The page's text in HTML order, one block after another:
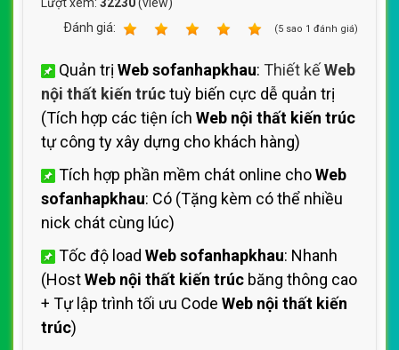
Ðánh giá:
(5 sao 1 đánh giá)
Quản trị Web sofanhapkhau: Thiết kếWeb
nội thất kiến trúctuỳ biến cực dễ quản trị
(Tích hợp các tiện ích Web nội thất kiến trúc
tự công ty xây dựng cho khách hàng)
Tích hợp phần mềm chát online choWeb
sofanhapkhau: Có (Tặng kèm có thể nhiều
nick chát cùng lúc)
Tốc độ load Web sofanhapkhau: Nhanh
(HostWeb nội thất kiến trúc băng thông cao
+ Tự lập trình tối ưu Code Web nội thất kiến
trúc)